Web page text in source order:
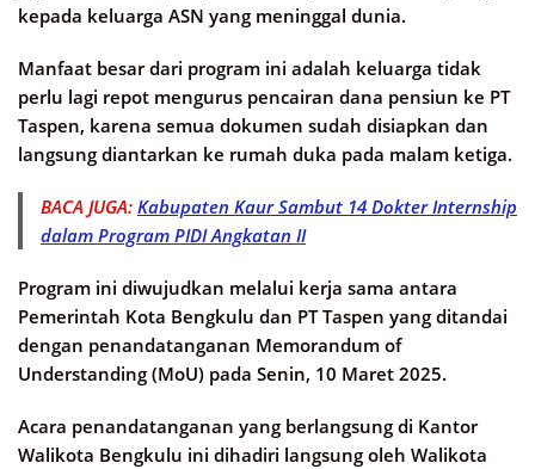
kepada keluarga ASN yang meninggal dunia.
Manfaat besar dari program ini adalah keluarga tidak
perlu lagi repot mengurus pencairan dana pensiun ke PT
Taspen, karena semua dokumen sudah disiapkan dan
langsung diantarkan ke rumah duka pada malam ketiga.
BACA JUGA: Kabupaten Kaur Sambut 14 Dokter Internship
dalam Program PIDI Angkatan II
Program ini diwujudkan melalui kerja sama antara
Pemerintah Kota Bengkulu dan PT Taspen yang ditandai
dengan penandatanganan Memorandum of
Understanding (MoU) pada Senin, 10 Maret 2025.
Acara penandatanganan yang berlangsung di Kantor
Walikota Bengkulu ini dihadiri langsung oleh Walikota